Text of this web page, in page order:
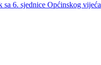
sa 6. sjednice Općinskog vijeća